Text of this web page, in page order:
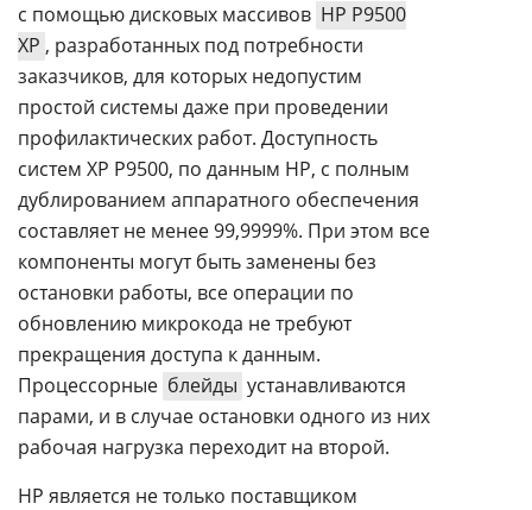
с помощью дисковых массивов HP P9500
XP , разработанных под потребности
заказчиков, для которых недопустим
простой системы даже при проведении
профилактических работ. Доступность
систем XP P9500, по данным HP, с полным
дублированием аппаратного обеспечения
составляет не менее 99,9999%. При этом все
компоненты могут быть заменены без
остановки работы, все операции по
обновлению микрокода не требуют
прекращения доступа к данным.
Процессорные блейды устанавливаются
парами, и в случае остановки одного из них
рабочая нагрузка переходит на второй.
НР является не только поставщиком